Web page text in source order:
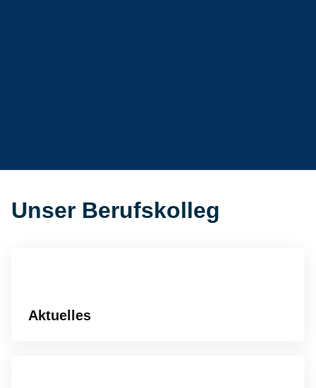
Unser Berufskolleg
Aktuelles